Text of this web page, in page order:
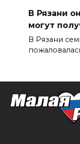
В Рязани
могут
В Рязани